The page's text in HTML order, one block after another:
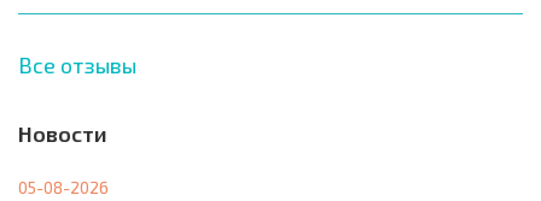
Все отзывы
Новости
05-08-2026